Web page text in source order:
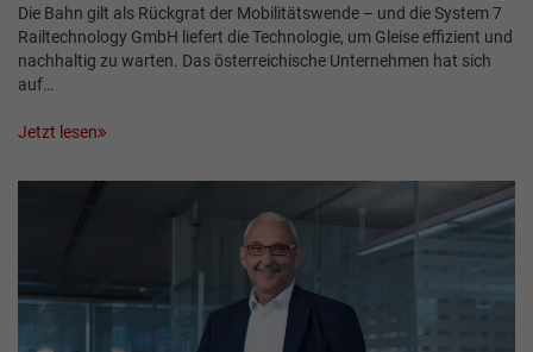
Die Bahn gilt als Rückgrat der Mobilitätswende – und die System 7
Railtechnology GmbH liefert die Technologie, um Gleise effizient und
nachhaltig zu warten. Das österreichische Unternehmen hat sich
auf…
Jetzt lesen